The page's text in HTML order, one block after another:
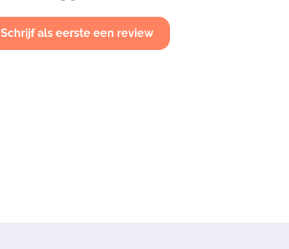
Schrijf als eerste een review